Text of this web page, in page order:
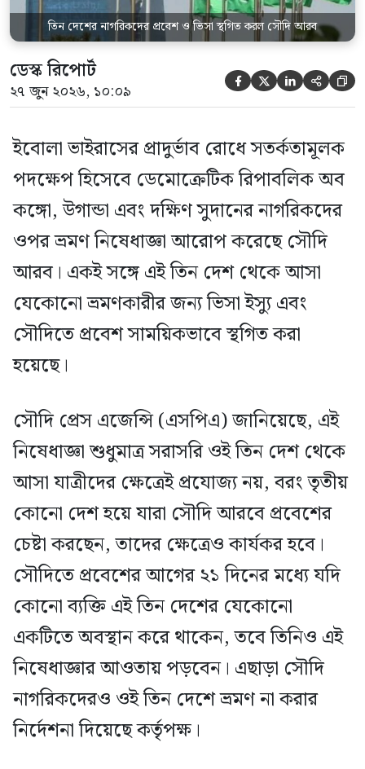
তিন দেশের নাগরিকদের প্রবেশ ও ভিসা স্থগিত করল সৌদি আরব
ডেস্ক রিপোর্ট
২৭ জুন ২০২৬, ১০:০৯     
ইবোলা ভাইরাসের প্রাদুর্ভাব রোধে সতর্কতামূলক
পদক্ষেপ হিসেবে ডেমোক্রেটিক রিপাবলিক অব
কঙ্গো, উগান্ডা এবং দক্ষিণ সুদানের নাগরিকদের
ওপর ভ্রমণ নিষেধাজ্ঞা আরোপ করেছে সৌদি
আরব। একই সঙ্গে এই তিন দেশ থেকে আসা
যেকোনো ভ্রমণকারীর জন্য ভিসা ইস্যু এবং
সৌদিতে প্রবেশ সাময়িকভাবে স্থগিত করা
হয়েছে।
সৌদি প্রেস এজেন্সি (এসপিএ) জানিয়েছে, এই
নিষেধাজ্ঞা শুধুমাত্র সরাসরি ওই তিন দেশ থেকে
আসা যাত্রীদের ক্ষেত্রেই প্রযোজ্য নয়, বরং তৃতীয়
কোনো দেশ হয়ে যারা সৌদি আরবে প্রবেশের
চেষ্টা করছেন, তাদের ক্ষেত্রেও কার্যকর হবে।
সৌদিতে প্রবেশের আগের ২১ দিনের মধ্যে যদি
কোনো ব্যক্তি এই তিন দেশের যেকোনো
একটিতে অবস্থান করে থাকেন, তবে তিনিও এই
নিষেধাজ্ঞার আওতায় পড়বেন। এছাড়া সৌদি
নাগরিকদেরও ওই তিন দেশে ভ্রমণ না করার
নির্দেশনা দিয়েছে কর্তৃপক্ষ।